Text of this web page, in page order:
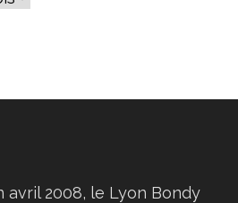
avril 2008, le Lyon Bondy